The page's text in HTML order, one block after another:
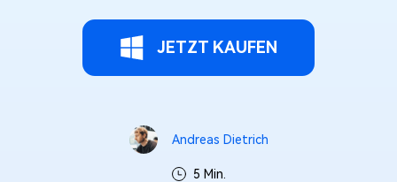
JETZT KAUFEN
Andreas Dietrich
5 Min.